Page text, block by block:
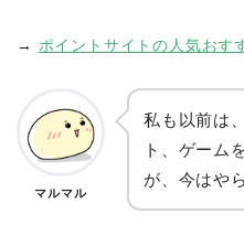
→ ポイントサイトの人気おす
マルマル
私も以前は
ト、ゲーム
が、今はや